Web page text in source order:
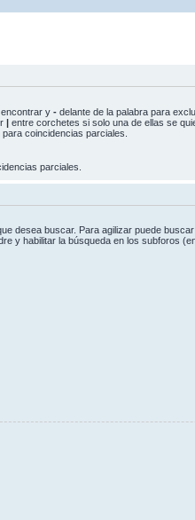
y - delante de la palabra para
| entre corchetes si solo una de ellas se
coincidencias parciales.
parciales.
desea buscar. Para agilizar puede
y habilitar la búsqueda en los subforos